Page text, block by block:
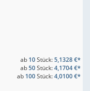
ab 10Stück:5,1328 €*
ab50Stück:4,1704 €*
ab 100Stück:4,0100 €*